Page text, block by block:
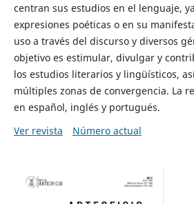
centran sus estudios en el lenguaje,
expresiones poéticas o en su
uso a través del discurso y diversos
objetivo es estimular, divulgar y
los estudios literarios y lingüísticos,
múltiples zonas de convergencia. La
en español, inglés y portugués.
Ver revista
Número actual